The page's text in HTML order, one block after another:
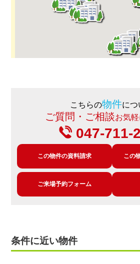
こちらの物件につ
ご質問・ご相談お気軽
047-711-
この物件の資料請求 この
ご来場予約フォーム
条件に近い物件